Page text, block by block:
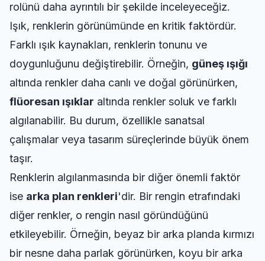
rolünü daha ayrıntılı bir şekilde inceleyeceğiz.
Işık, renklerin görünümünde en kritik faktördür.
Farklı ışık kaynakları, renklerin tonunu ve
doygunluğunu değiştirebilir. Örneğin, güneş ışığı
altında renkler daha canlı ve doğal görünürken,
flüoresan ışıklar altında renkler soluk ve farklı
algılanabilir. Bu durum, özellikle sanatsal
çalışmalar veya tasarım süreçlerinde büyük önem
taşır.
Renklerin algılanmasında bir diğer önemli faktör
ise arka plan renkleri'dir. Bir rengin etrafındaki
diğer renkler, o rengin nasıl göründüğünü
etkileyebilir. Örneğin, beyaz bir arka planda kırmızı
bir nesne daha parlak görünürken, koyu bir arka